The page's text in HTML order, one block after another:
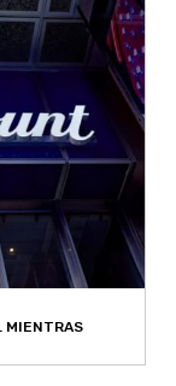
MIENTRAS